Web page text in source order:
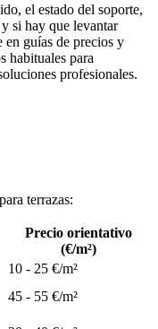
el estado del soporte,
si hay que levantar
en guías de precios y
habituales para
profesionales.
terrazas:
Precio orientativo
(€/m²)
10 - 25 €/m²
45 - 55 €/m²